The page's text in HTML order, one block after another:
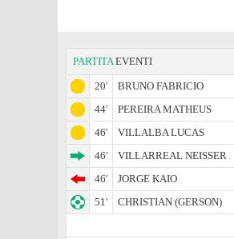
PARTITAEVENTI
20'
BRUNO FABRICIO
44'
PEREIRA MATHEUS
46'
VILLALBA LUCAS
46'
VILLARREAL NEISSER
46'
JORGE KAIO
51'
CHRISTIAN (GERSON)